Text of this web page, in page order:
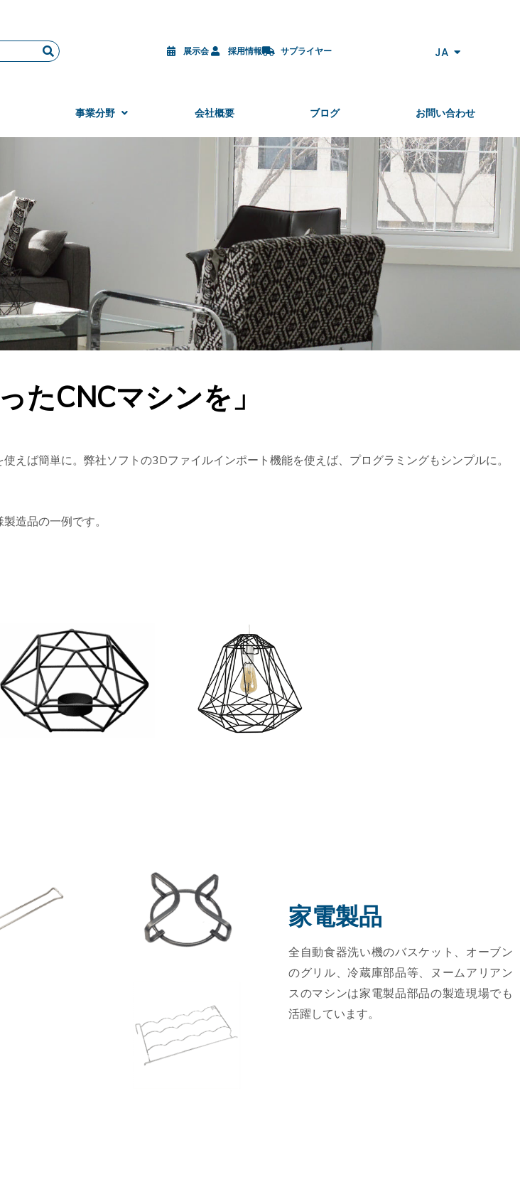
展示会 採用情報 サプライヤー JA
ES-MX
事業分野 会社概要 ブログ お問い合わせ
たCNCマシンを」
えば簡単に。弊社ソフトの3Dファイルインポート機能を使えば、プログラミングもシンプルに。
造品の一例です。
家電製品
全自動食器洗い機のバスケット、オーブン
のグリル、冷蔵庫部品等、ヌームアリアン
スのマシンは家電製品部品の製造現場でも
活躍しています。